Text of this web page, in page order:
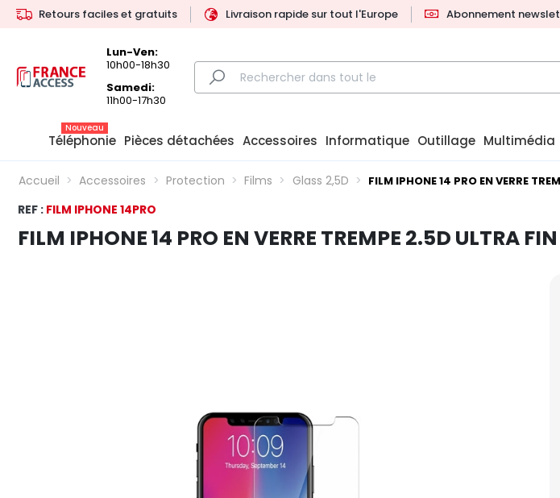
Retours faciles et gratuits Livraison rapide sur tout l'Europe Abonnement
Lun-Ven:
10h00-18h30
Samedi:
11h00-17h30
Téléphonie
Nouveau
Pièces détachées Accessoires Informatique Outillage Multimédia
Accueil Accessoires Protection Films Glass 2,5D FILM IPHONE 14 PRO EN VERRE
REF : FILM IPHONE 14PRO
FILM IPHONE 14 PRO EN VERRE TREMPE 2.5D ULTRA